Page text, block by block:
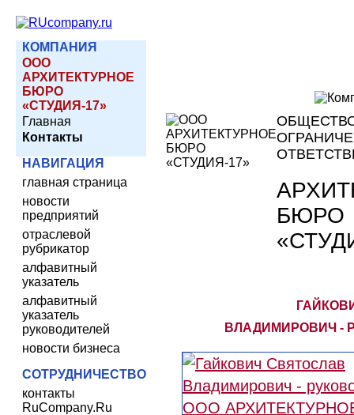
КОМПАНИЯ
ООО
АРХИТЕКТУРНОЕ
БЮРО
«СТУДИЯ-17»
Главная
Контакты
НАВИГАЦИЯ
главная страница
новости
предприятий
отраслевой
рубрикатор
алфавитный
указатель
алфавитный
указатель
руководителей
новости бизнеса
СОТРУДНИЧЕСТВО
контакты
RuCompany.Ru
БЮРО
ВЛАДИМИРОВИЧ -